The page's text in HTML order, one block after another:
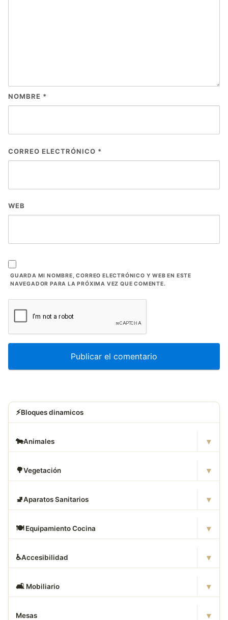
NOMBRE *
CORREO ELECTRÓNICO *
WEB
GUARDA MI NOMBRE, CORREO ELECTRÓNICO Y WEB EN ESTE
NAVEGADOR PARA LA PRÓXIMA VEZ QUE COMENTE.
⚡Bloques dinamicos
🐄Animales ▾
🌳Vegetación ▾
🚽Aparatos Sanitarios ▾
🍽️ Equipamiento Cocina ▾
♿Accesibilidad ▾
🛋 ️ Mobiliario ▾
Mesas ▾